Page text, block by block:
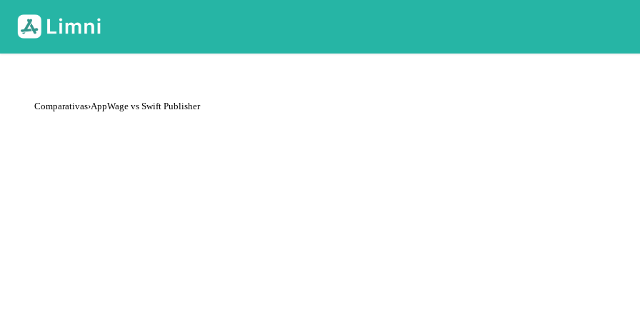
Comparativas›AppWage vs Swift Publisher